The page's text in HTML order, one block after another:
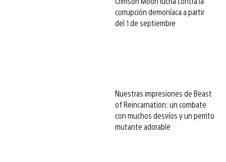
corrupción demoníaca a partir
del 1 de septiembre
Nuestras impresiones de Beast
of Reincarnation: un combate
con muchos desvíos y un perrito
mutante adorable